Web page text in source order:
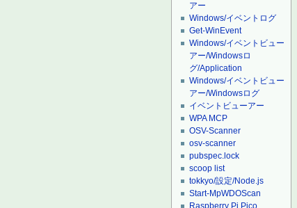
アー
Windows/イベントログ
Get-WinEvent
Windows/イベントビュー
アー/Windowsロ
グ/Application
Windows/イベントビュー
アー/Windowsログ
イベントビューアー
WPA MCP
OSV-Scanner
osv-scanner
pubspec.lock
scoop list
tokkyo/設定/Node.js
Start-MpWDOScan